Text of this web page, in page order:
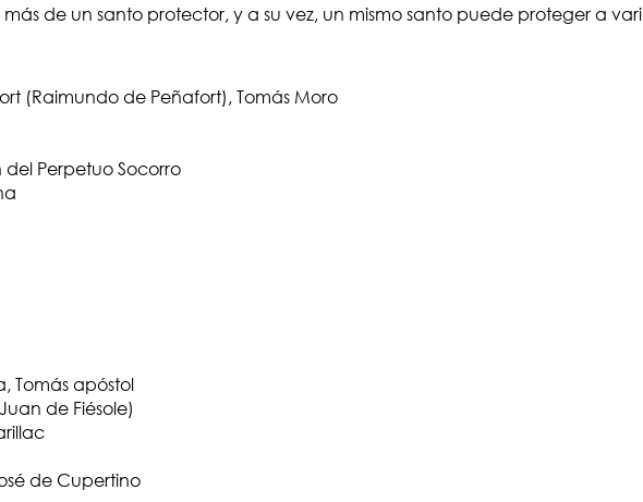
de un santo protector, y a su vez, un mismo santo puede proteger a
(Raimundo de Peñafort), Tomás Moro
Perpetuo Socorro
Tomás apóstol
de Fiésole)
de Cupertino